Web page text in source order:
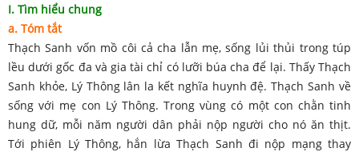
I. Tìm hiểu chung
a. Tóm tắt
Thạch Sanh vốn mồ côi cả cha lẫn mẹ, sống lủi thủi trong túp
lều dưới gốc đa và gia tài chỉ có lưỡi búa cha để lại. Thấy Thạch
Sanh khỏe, Lý Thông lân la kết nghĩa huynh đệ. Thạch Sanh về
sống với mẹ con Lý Thông. Trong vùng có một con chằn tinh
hung dữ, mỗi năm người dân phải nộp người cho nó ăn thịt.
Tới phiên Lý Thông, hắn lừa Thạch Sanh đi nộp mạng thay